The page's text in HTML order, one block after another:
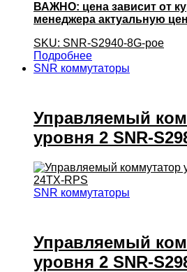
ВАЖНО: цена зависит от
менеджера актуальную
SKU: SNR-S2940-8G-poe
Подробнее
SNR коммутаторы
Управляемый
уровня 2 SNR-
SNR коммутаторы
Управляемый
уровня 2 SNR-